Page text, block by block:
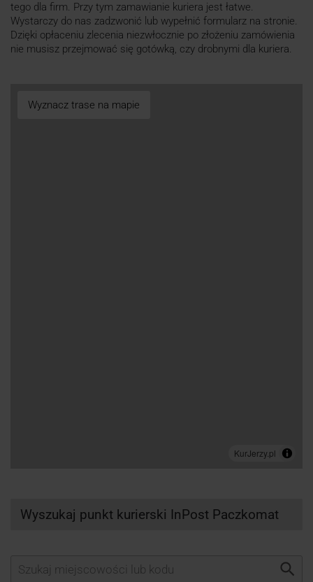
tego dla firm. Przy tym zamawianie kuriera jest łatwe.
Wystarczy do nas zadzwonić lub wypełnić formularz na stronie.
Dzięki opłaceniu zlecenia niezwłocznie po złożeniu zamówienia
nie musisz przejmować się gotówką, czy drobnymi dla kuriera.
Wyznacz trase na mapie
Wyszukaj punkt kurierski InPost Paczkomat